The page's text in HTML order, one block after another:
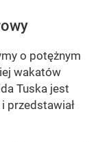
o potężnym
wakatów
Tuska jest
przedstawiał